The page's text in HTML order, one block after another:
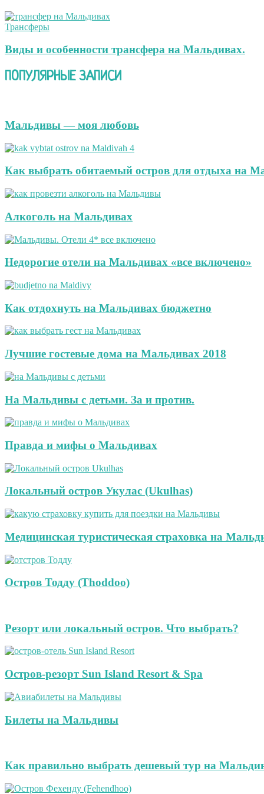
Трансферы
Виды и особенности трансфера на Мальдивах.
ПОПУЛЯРНЫЕ ЗАПИСИ
Мальдивы — моя любовь
Как выбрать обитаемый остров для отдыха на
Алкоголь на Мальдивах
Недорогие отели на Мальдивах «все включено»
Как отдохнуть на Мальдивах бюджетно
Лучшие гостевые дома на Мальдивах 2018
На Мальдивы с детьми. За и против.
Правда и мифы о Мальдивах
Локальный остров Укулас (Ukulhas)
Медицинская туристическая страховка на
Остров Тодду (Thoddoo)
Резорт или локальный остров. Что выбрать?
Остров-резорт Sun Island Resort & Spa
Билеты на Мальдивы
Как правильно выбрать дешевый тур на